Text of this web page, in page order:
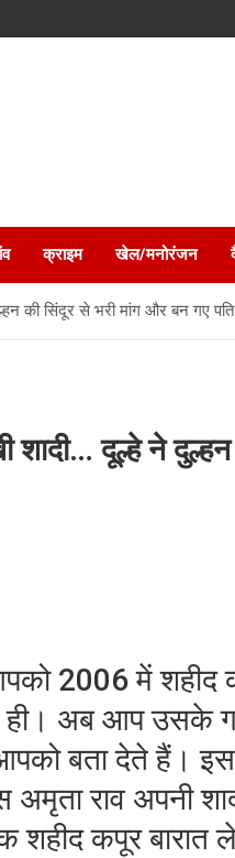
क्राइम खेल/मनोरंजन
की सिंदूर से भरी मांग और बन गए
दूल्हे ने दुल्हन
2006 में शहीद
ही। अब आप उसके
बता देते हैं।
राव अपनी
कपूर बारात